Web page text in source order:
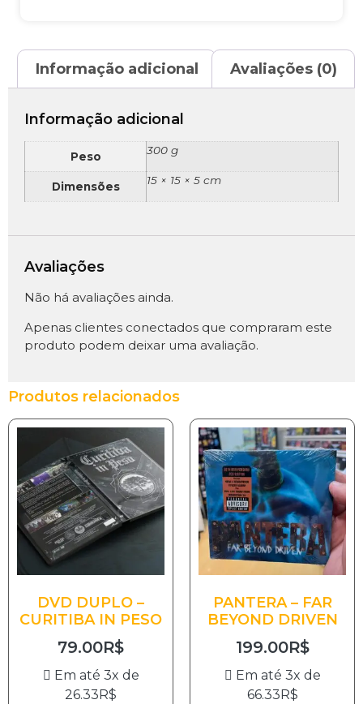
Informação adicional Avaliações (0)
Informação adicional
Peso 300 g
Dimensões 15 × 15 × 5 cm
Avaliações
Não há avaliações ainda.
Apenas clientes conectados que compraram este
produto podem deixar uma avaliação.
Produtos relacionados
DVD DUPLO –
CURITIBA IN PESO
79.00R$
Em até 3x de
26.33R$
PANTERA – FAR
BEYOND DRIVEN
199.00R$
Em até 3x de
66.33R$